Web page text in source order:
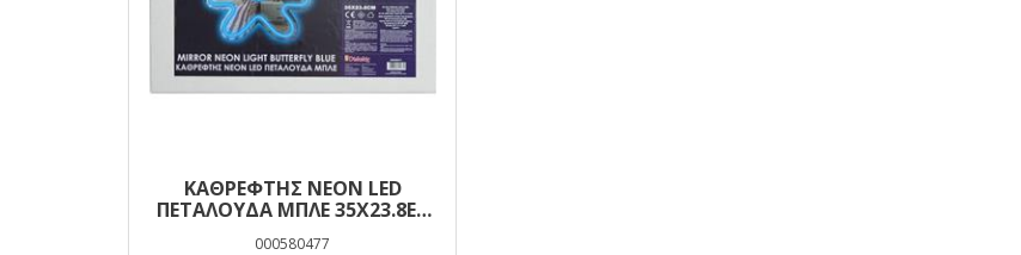
ΚΑΘΡΕΦΤΗΣ NEON LED
ΠΕΤΑΛΟΥΔΑ ΜΠΛΕ 35X23.8ΕΚ
000580477